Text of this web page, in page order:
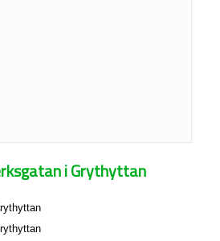
i Grythyttan